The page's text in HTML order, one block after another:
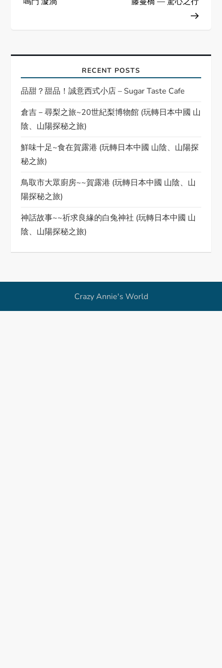
a
v
i
g
a
t
i
o
n
RECENT POSTS
品甜？甜品！誠意西式小店 – Sugar Taste Cafe
倉吉－尋梨之旅~20世紀梨博物館 (玩轉日本中國 山
陰、山陽探秘之旅)
鮮味十足~食在賀露港 (玩轉日本中國 山陰、山陽探
秘之旅)
鳥取市大眾廚房~~賀露港 (玩轉日本中國 山陰、山
陽探秘之旅)
神話故事~~祈求良緣的白兔神社 (玩轉日本中國 山
陰、山陽探秘之旅)
Crazy Annie's World